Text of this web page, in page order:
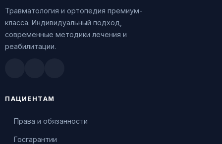
Травматология и ортопедия премиум-
класса. Индивидуальный подход,
современные методики лечения и
реабилитации.
ПАЦИЕНТАМ
Права и обязанности
Госгарантии